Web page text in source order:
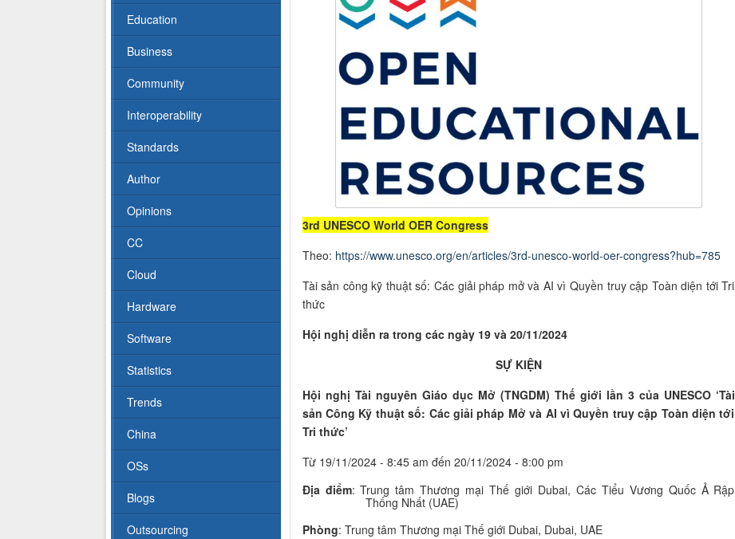
3rd UNESCO World OER Congress
Theo: https://www.unesco.org/en/articles/3rd-unesco-world-oer-congress?hub=785
Tài sản công kỹ thuật số: Các giải pháp mở và AI vì Quyền truy cập Toàn diện tới Tri
thức
Hội nghị diễn ra trong các ngày 19 và 20/11/2024
SỰ KIỆN
Hội nghị Tài nguyên Giáo dục Mở (TNGDM) Thế giới lần 3 của UNESCO ‘Tài
sản Công Kỹ thuật số: Các giải pháp Mở và AI vì Quyền truy cập Toàn diện tới
Tri thức’
Từ 19/11/2024 - 8:45 am đến 20/11/2024 - 8:00 pm
Địa điểm: Trung tâm Thương mại Thế giới Dubai, Các Tiểu Vương Quốc Ả Rập
Thống Nhất (UAE)
Phòng: Trung tâm Thương mại Thế giới Dubai, Dubai, UAE
Education
Business
Community
Interoperability
Standards
Author
Opinions
CC
Cloud
Hardware
Software
Statistics
Trends
China
OSs
Blogs
Outsourcing